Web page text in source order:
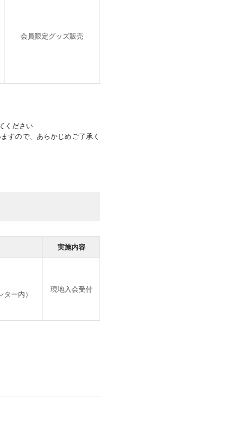
会員限定グッズ販売
ください
すので、あらかじめご了承く
実施内容
ー内）
現地入会受付